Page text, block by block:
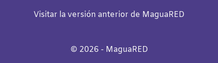
Visitar la versión anterior de MaguaRED
©️ 2026 - MaguaRED